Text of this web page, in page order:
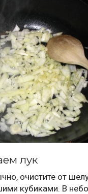
лук
очистите от
кубиками. В